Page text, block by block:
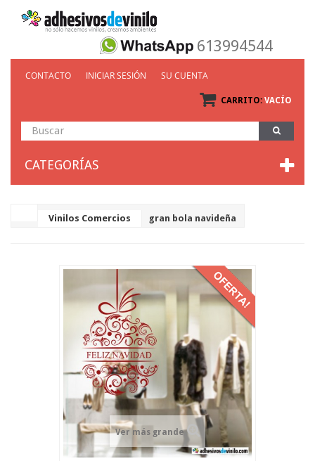
613994544
CONTACTO INICIAR SESIÓN SU CUENTA
CARRITO: VACÍO
CATEGORÍAS
Vinilos Comercios gran bola navideña
Ver más grande